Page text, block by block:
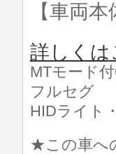
【車両本
詳しくは
MTモード
フルセグ
HIDライト
★この車へ